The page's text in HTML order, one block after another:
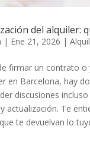
del alquiler:
| Ene 21, 2026 |
firmar un contrato o
en Barcelona, hay
discusiones
actualización. Te
te devuelvan lo